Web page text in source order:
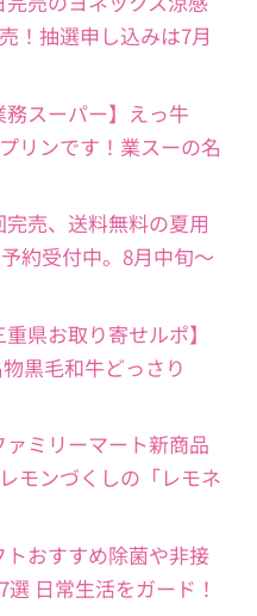
！抽選申し込みは7月
スーパー】えっ牛
リンです！業スーの名
売、送料無料の夏用
約受付中。8月中旬〜
県お取り寄せルポ】
黒毛和牛どっさり
ミリーマート新商品
モンづくしの「レモネ
おすすめ除菌や非接
日常生活をガード！